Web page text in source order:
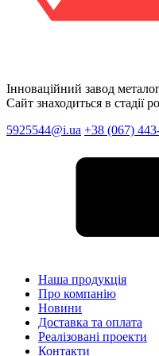
Інноваційний завод
Сайт знаходиться в стадії
5925544@i.ua +38 (067)
Наша продукція
Про компанію
Новини
Доставка та оплата
Реалізовані проекти
Контакти